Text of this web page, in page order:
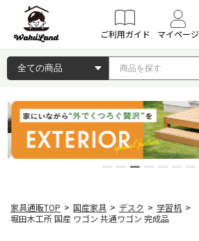
ご利用ガイド マイページ
家具通販TOP > 国産家具 > デスク > 学習机 >
堀田木工所 国産 ワゴン 共通ワゴン 完成品